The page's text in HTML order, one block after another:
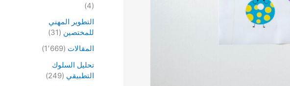
(4)
التطوير المهني
للمختصين (31)
المقالات (1٬669)
تحليل السلوك
التطبيقي (249)